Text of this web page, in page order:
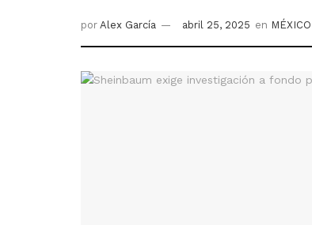
por Alex García abril 25, 2025 en MÉXICO